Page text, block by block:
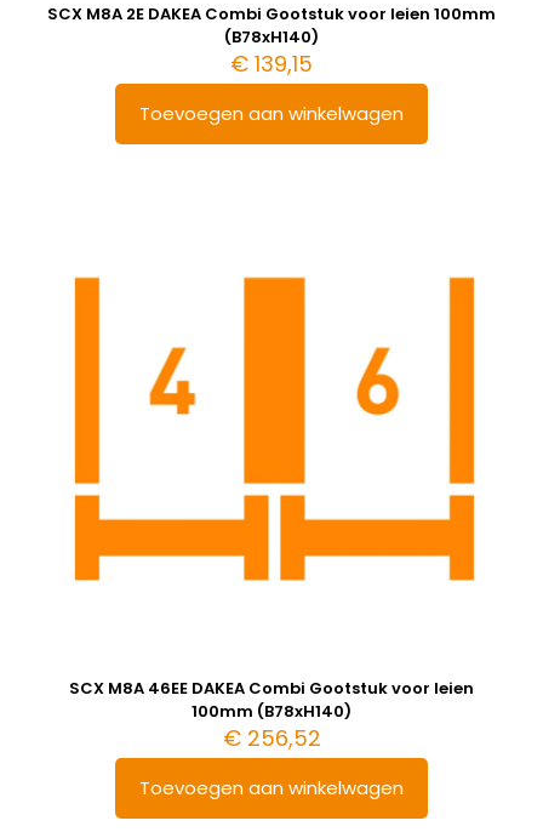
SCX M8A 2E DAKEA Combi Gootstuk voor leien 100mm
(B78xH140)
€ 139,15
Toevoegen aan winkelwagen
SCX M8A 46EE DAKEA Combi Gootstuk voor leien
100mm (B78xH140)
€256,52
Toevoegen aan winkelwagen